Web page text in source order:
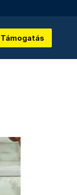
Támogatás